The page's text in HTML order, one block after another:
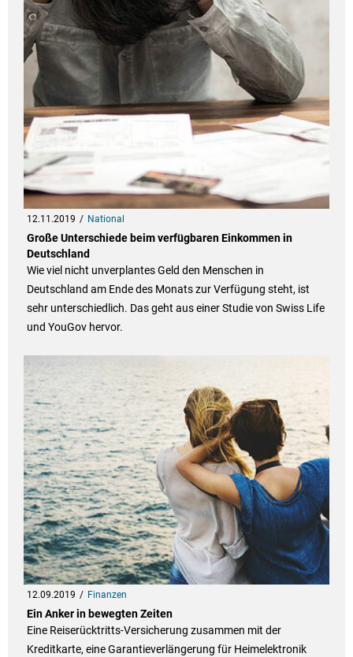
12.11.2019 National
Große Unterschiede beim verfügbaren Einkommen in
Deutschland
Wie viel nicht unverplantes Geld den Menschen in
Deutschland am Ende des Monats zur Verfügung steht, ist
sehr unterschiedlich. Das geht aus einer Studie von Swiss Life
und YouGov hervor.
12.09.2019 Finanzen
Ein Anker in bewegten Zeiten
Eine Reiserücktritts-Versicherung zusammen mit der
Kreditkarte, eine Garantieverlängerung für Heimelektronik